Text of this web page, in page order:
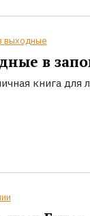
выходные
в
книга для